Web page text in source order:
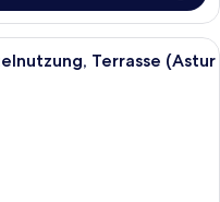
moderner Sitzbereich im Freien
Terrasse (Astur